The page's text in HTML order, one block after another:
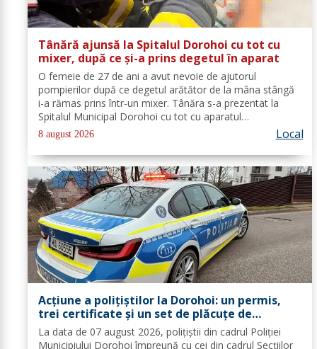
Tânără ajunsă la Spitalul Dorohoi cu tot cu
mixer, după ce și-a prins degetul în aparat
O femeie de 27 de ani a avut nevoie de ajutorul
pompierilor după ce degetul arătător de la mâna stângă
i-a rămas prins într-un mixer. Tânăra s-a prezentat la
Spitalul Municipal Dorohoi cu tot cu aparatul
electrocasnic, iar medicii au solicitat intervenția
salvatorilor. Pompierii din cadrul...
8 august 2026 Local
Acțiune a polițiștilor la Dorohoi: un permis,
trei certificate și un set de plăcuțe de
înmatriculare reținute
La data de 07 august 2026, polițiștii din cadrul Poliției
Municipiului Dorohoi împreună cu cei din cadrul Secțiilor